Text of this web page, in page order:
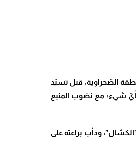
الصّحراوية، قبل تسيّد
بأيّ شيء؛ مع نضوب المنبع
ودأب براعته على